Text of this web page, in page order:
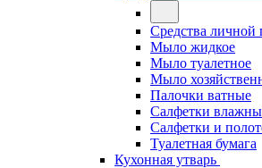
Средства личной
Мыло жидкое
Мыло туалетное
Мыло
Палочки ватные
Салфетки
Салфетки и
Туалетная бумага
Кухонная утварь